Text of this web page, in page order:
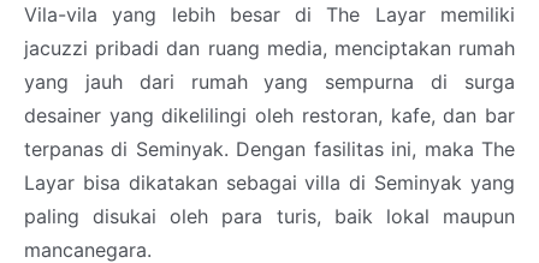
Vila-vila yang lebih besar di The Layar memiliki
jacuzzi pribadi dan ruang media, menciptakan rumah
yang jauh dari rumah yang sempurna di surga
desainer yang dikelilingi oleh restoran, kafe, dan bar
terpanas di Seminyak. Dengan fasilitas ini, maka The
Layar bisa dikatakan sebagai villa di Seminyak yang
paling disukai oleh para turis, baik lokal maupun
mancanegara.